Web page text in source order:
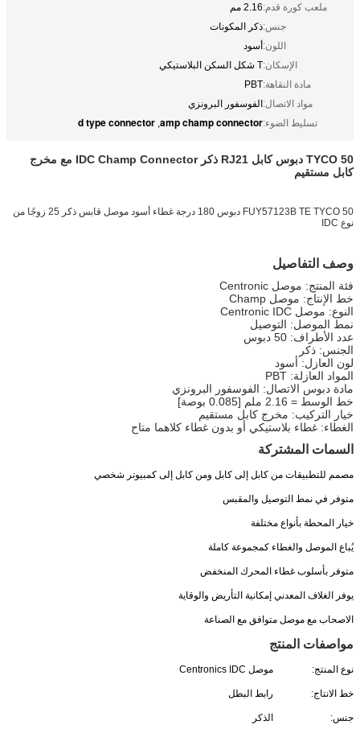
ملعب كورة قدم:2.16 مم
جنس:ذكر المكونات
اللون:أسود
الإسكان:T شكل السكن البلاستيكي
مادة النقاهة:PBT
مواد الاتصال:الفوسفور البرونزي
تسليط الضوء:amp champ connector
,
d type connector
TYCO 50 دبوس كابل RJ21 ذكر IDC Champ Connector مع مخرج
كابل مستقيم
FUY57123B TE TYCO 50 دبوس 180 درجة غطاء أسود موصل قابس ذكر 25 زوجًا من
نوع IDC
وصف التفاصيل
فئة المنتج: موصل Centronic
خط الإنتاج: موصل Champ
النوع: موصل Centronic IDC
نمط الموصل: التوصيل
عدد الأطراف: 50 دبوس
الجنس: ذكر
لون العازل: أسود
المواد العازلة: PBT
مادة دبوس الاتصال: الفوسفور البرونزي
خط الوسط = 2.16 ملم [0.085 بوصة]
خيار التركيب: مخرج كابل مستقيم
الغطاء: غطاء بلاستيكي أو بدون غطاء كلاهما متاح
السمات المشتركة
مصمم للتطبيقات من كابل إلى كابل ومن كابل إلى كمبيوتر شخصي
متوفر في نمط التوصيل والمقبس
خيار المحطة بأنواع مختلفة
يُباع الموصل والغطاء كمجموعة كاملة
متوفر بأسلوب غطاء المحرك المنخفض
يوفر الغلاف المعدني إمكانية التأريض والوقاية
الاصحاب مع موصل متوافق مع الصناعة
مواصفات المنتج
نوع المنتج: موصل Centronics IDC
خط الانتاج: رابط البطل
جنس: الذكر